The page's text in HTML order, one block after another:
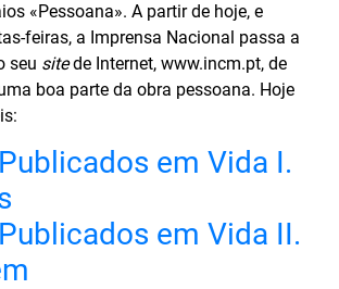
«Pessoana». A partir de hoje, e
feiras, a Imprensa Nacional passa a
seu sitede Internet, www.incm.pt, de
boa parte da obra pessoana. Hoje
em Vida I.
em Vida II.